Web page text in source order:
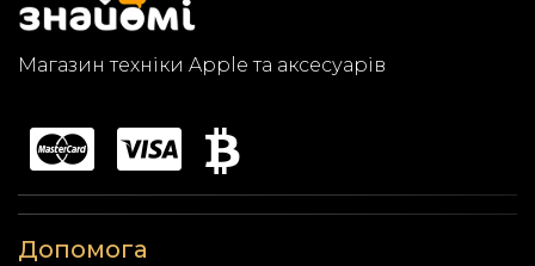
Магазин техніки Apple та аксесуарів
Допомога